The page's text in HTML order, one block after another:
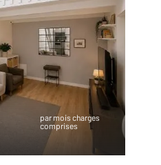
par mois charges
comprises